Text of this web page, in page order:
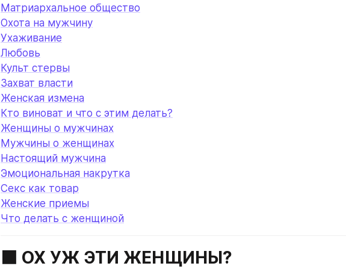
Матриархальное общество
Охота на мужчину
Ухаживание
Любовь
Культ стервы
Захват власти
Женская измена
Кто виноват и что с этим делать?
Женщины о мужчинах
Мужчины о женщинах
Настоящий мужчина
Эмоциональная накрутка
Секс как товар
Женские приемы
Что делать с женщиной
⬛️ ОХ УЖ ЭТИ ЖЕНЩИНЫ?